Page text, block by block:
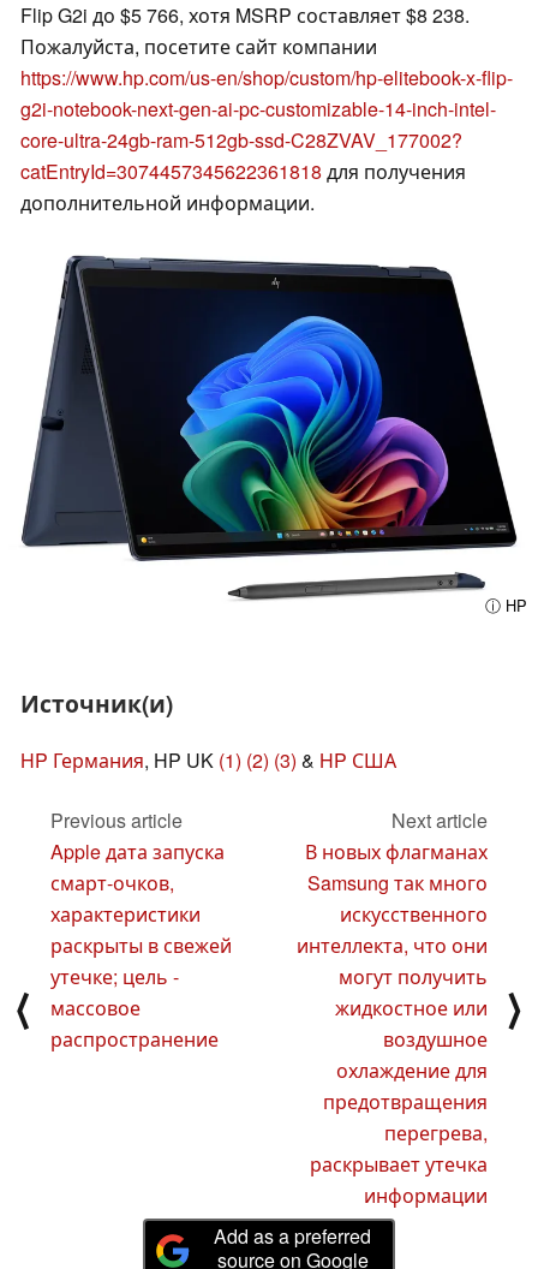
Flip G2i до $5 766, хотя MSRP составляет $8 238.
Пожалуйста, посетите сайт компании
https://www.hp.com/us-en/shop/custom/hp-elitebook-x-flip-
g2i-notebook-next-gen-ai-pc-customizable-14-inch-intel-
core-ultra-24gb-ram-512gb-ssd-C28ZVAV_177002?
catEntryId=3074457345622361818 для получения
дополнительной информации.
ⓘ HP
Источник(и)
HP Германия, HP UK (1) (2) (3) & HP США
⟨
Previous article
Apple дата запуска
смарт-очков,
характеристики
раскрыты в свежей
утечке; цель -
массовое
распространение
Next article
В новых флагманах
Samsung так много
искусственного
интеллекта, что они
могут получить
жидкостное или
воздушное
охлаждение для
предотвращения
перегрева,
раскрывает утечка
информации
⟩
Add as a preferred
source on Google